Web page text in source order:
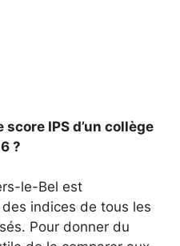
IPS d’un collège
?
le-Bel est
indices de tous les
Pour donner du